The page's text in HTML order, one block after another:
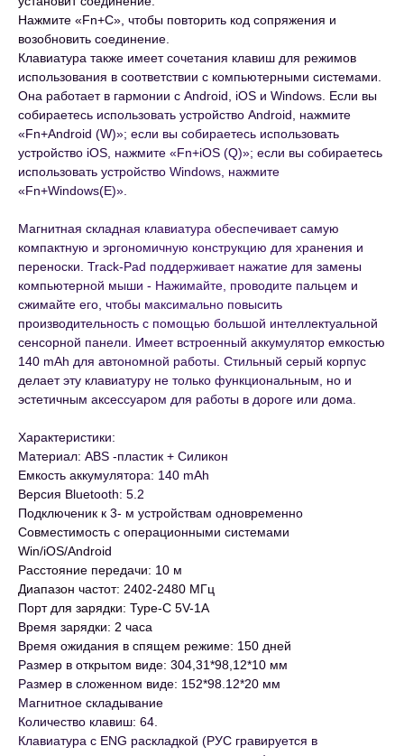
Нажмите «Fn+C», чтобы повторить код сопряжения и
возобновить соединение.
Клавиатура также имеет сочетания клавиш для режимов
использования в соответствии с компьютерными системами.
Она работает в гармонии с Android, iOS и Windows. Если вы
собираетесь использовать устройство Android, нажмите
«Fn+Android (W)»; если вы собираетесь использовать
устройство iOS, нажмите «Fn+iOS (Q)»; если вы собираетесь
использовать устройство Windows, нажмите
«Fn+Windows(E)».
Магнитная складная клавиатура обеспечивает самую
компактную и эргономичную конструкцию для хранения и
переноски. Track-Pad поддерживает нажатие для замены
компьютерной мыши - Нажимайте, проводите пальцем и
сжимайте его, чтобы максимально повысить
производительность с помощью большой интеллектуальной
сенсорной панели. Имеет встроенный аккумулятор емкостью
140 mAh для автономной работы. Стильный серый корпус
делает эту клавиатуру не только функциональным, но и
эстетичным аксессуаром для работы в дороге или дома.
Характеристики:
Материал: АBS -пластик + Силикон
Емкость аккумулятора: 140 mAh
Версия Bluetooth: 5.2
Подключеник к 3- м устройствам одновременно
Совместимость с операционными системами
Win/iOS/Android
Расстояние передачи: 10 м
Диапазон частот: 2402-2480 МГц
Порт для зарядки: Type-C 5V-1A
Время зарядки: 2 часа
Время ожидания в спящем режиме: 150 дней
Размер в открытом виде: 304,31*98,12*10 мм
Размер в сложенном виде: 152*98.12*20 мм
Магнитное складывание
Количество клавиш: 64.
Клавиатура с ENG раскладкой (РУС гравируется в